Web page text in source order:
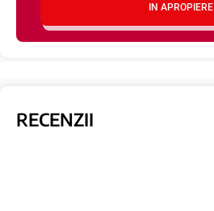
IN APROPIERE
RECENZII